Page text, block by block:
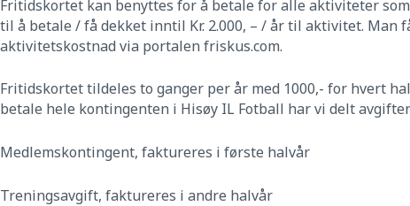
Fritidskortet kan benyttes for å betale for alle aktiviteter
til å betale / få dekket inntil Kr. 2.000, – / år til aktivitet.
aktivitetskostnad via portalen friskus.com.
Fritidskortet tildeles to ganger per år med 1000,- for hvert
betale hele kontingenten i Hisøy IL Fotball har vi delt
Medlemskontingent, faktureres i første halvår
Treningsavgift, faktureres i andre halvår